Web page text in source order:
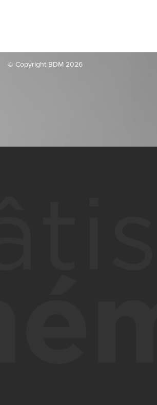
© Copyright BDM 2026